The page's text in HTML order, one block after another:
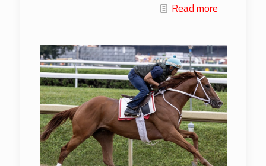
Read more